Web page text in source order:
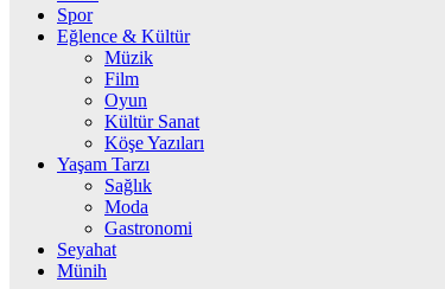
Spor
Eğlence & Kültür
Müzik
Film
Oyun
Kültür Sanat
Köşe Yazıları
Yaşam Tarzı
Sağlık
Moda
Gastronomi
Seyahat
Münih